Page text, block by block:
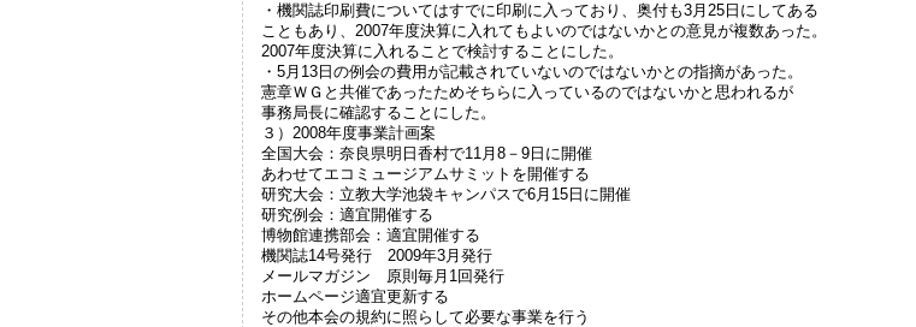
・機関誌印刷費についてはすでに印刷に入っており、奥付も3月25日にしてある
こともあり、2007年度決算に入れてもよいのではないかとの意見が複数あった。
2007年度決算に入れることで検討することにした。
・5月13日の例会の費用が記載されていないのではないかとの指摘があった。
憲章ＷＧと共催であったためそちらに入っているのではないかと思われるが
事務局長に確認することにした。
３）2008年度事業計画案
全国大会：奈良県明日香村で11月8－9日に開催
あわせてエコミュージアムサミットを開催する
研究大会：立教大学池袋キャンパスで6月15日に開催
研究例会：適宜開催する
博物館連携部会：適宜開催する
機関誌14号発行 2009年3月発行
メールマガジン 原則毎月1回発行
ホームページ適宜更新する
その他本会の規約に照らして必要な事業を行う